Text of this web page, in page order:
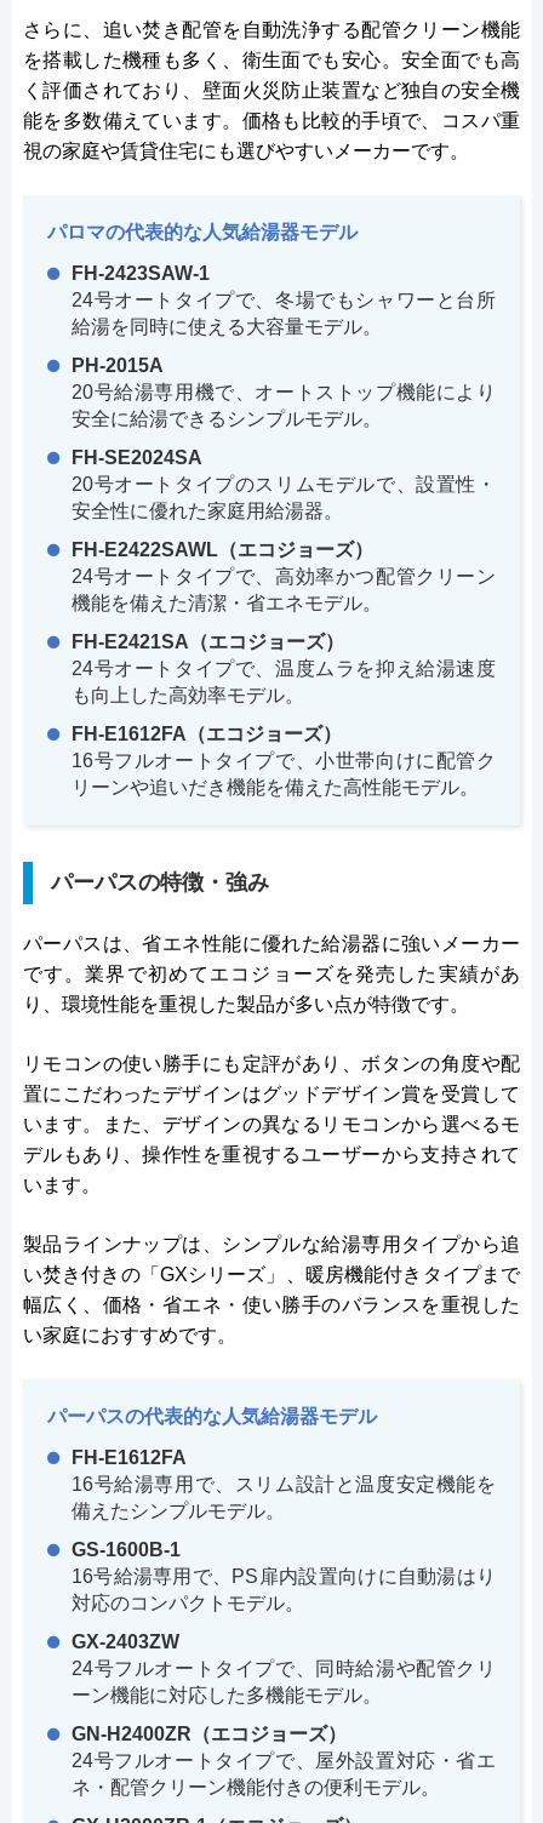
さらに、追い焚き配管を自動洗浄する配管クリーン機能
を搭載した機種も多く、衛生面でも安心。安全面でも高
く評価されており、壁面火災防止装置など独自の安全機
能を多数備えています。価格も比較的手頃で、コスパ重
視の家庭や賃貸住宅にも選びやすいメーカーです。
パロマの代表的な人気給湯器モデル
FH-2423SAW-1
24号オートタイプで、冬場でもシャワーと台所
給湯を同時に使える大容量モデル。
PH-2015A
20号給湯専用機で、オートストップ機能により
安全に給湯できるシンプルモデル。
FH-SE2024SA
20号オートタイプのスリムモデルで、設置性・
安全性に優れた家庭用給湯器。
FH-E2422SAWL（エコジョーズ）
24号オートタイプで、高効率かつ配管クリーン
機能を備えた清潔・省エネモデル。
FH-E2421SA（エコジョーズ）
24号オートタイプで、温度ムラを抑え給湯速度
も向上した高効率モデル。
FH-E1612FA（エコジョーズ）
16号フルオートタイプで、小世帯向けに配管ク
リーンや追いだき機能を備えた高性能モデル。
パーパスの特徴・強み
パーパスは、省エネ性能に優れた給湯器に強いメーカー
です。業界で初めてエコジョーズを発売した実績があ
り、環境性能を重視した製品が多い点が特徴です。
リモコンの使い勝手にも定評があり、ボタンの角度や配
置にこだわったデザインはグッドデザイン賞を受賞して
います。また、デザインの異なるリモコンから選べるモ
デルもあり、操作性を重視するユーザーから支持されて
います。
製品ラインナップは、シンプルな給湯専用タイプから追
い焚き付きの「GXシリーズ」、暖房機能付きタイプまで
幅広く、価格・省エネ・使い勝手のバランスを重視した
い家庭におすすめです。
パーパスの代表的な人気給湯器モデル
FH-E1612FA
16号給湯専用で、スリム設計と温度安定機能を
備えたシンプルモデル。
GS-1600B-1
16号給湯専用で、PS扉内設置向けに自動湯はり
対応のコンパクトモデル。
GX-2403ZW
24号フルオートタイプで、同時給湯や配管クリ
ーン機能に対応した多機能モデル。
GN-H2400ZR（エコジョーズ）
24号フルオートタイプで、屋外設置対応・省エ
ネ・配管クリーン機能付きの便利モデル。